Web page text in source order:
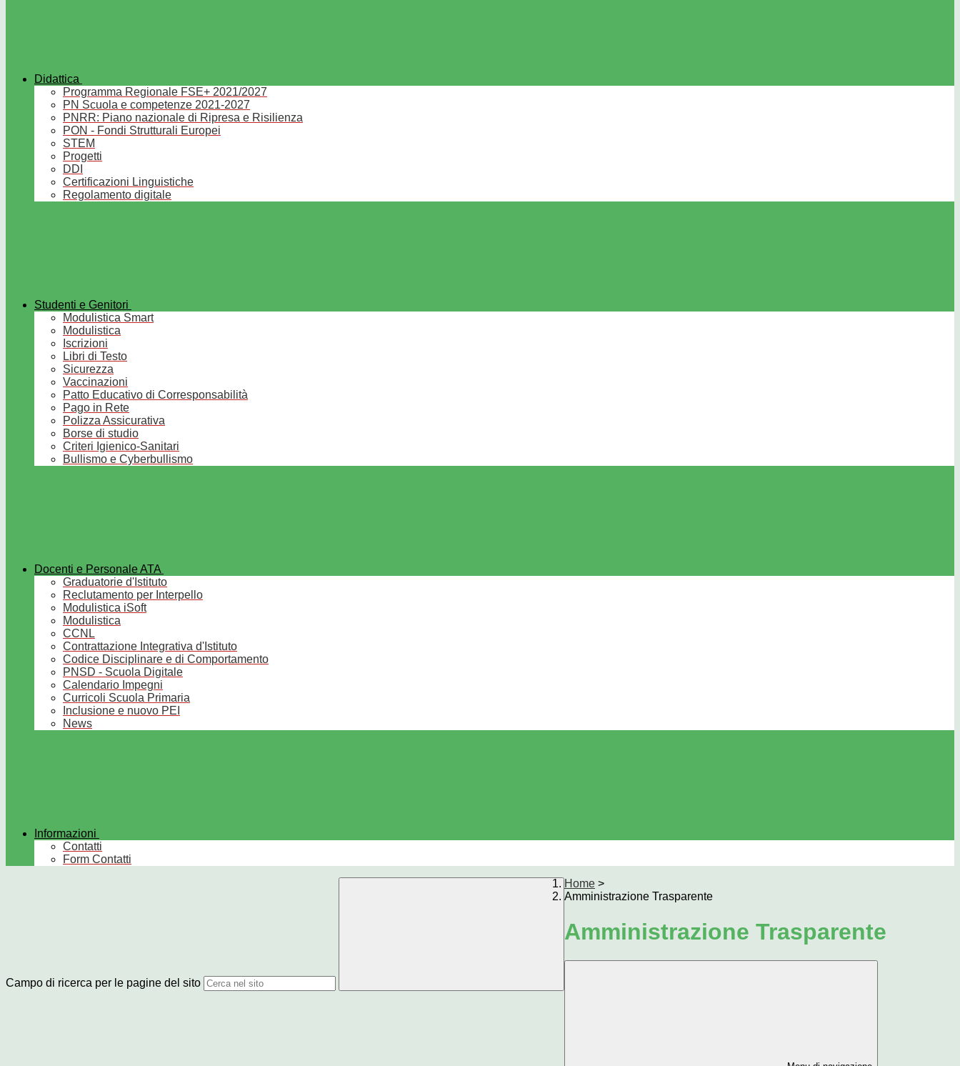
Didattica
Programma Regionale FSE+ 2021/2027
PN Scuola e competenze 2021-2027
PNRR: Piano nazionale di Ripresa e Risilienza
PON - Fondi Strutturali Europei
STEM
Progetti
DDI
Certificazioni Linguistiche
Regolamento digitale
Studenti e Genitori
Modulistica Smart
Modulistica
Iscrizioni
Libri di Testo
Sicurezza
Vaccinazioni
Patto Educativo di Corresponsabilità
Pago in Rete
Polizza Assicurativa
Borse di studio
Criteri Igienico-Sanitari
Bullismo e Cyberbullismo
Docenti e Personale ATA
Graduatorie d'Istituto
Reclutamento per Interpello
Modulistica iSoft
Modulistica
CCNL
Contrattazione Integrativa d'Istituto
Codice Disciplinare e di Comportamento
PNSD - Scuola Digitale
Calendario Impegni
Curricoli Scuola Primaria
Inclusione e nuovo PEI
News
Informazioni
Contatti
Form Contatti
Campo di ricerca per le pagine del sito
Home >
Amministrazione Trasparente
Amministrazione Trasparente